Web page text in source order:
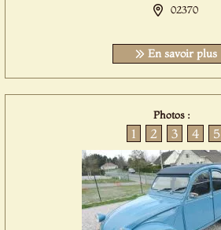
02370
En savoir plus
Photos :
1 2 3 4 5